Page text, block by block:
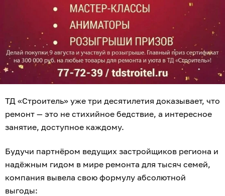
ТД «Строитель» уже три десятилетия доказывает, что
ремонт — это не стихийное бедствие, а интересное
занятие, доступное каждому.
Будучи партнёром ведущих застройщиков региона и
надёжным гидом в мире ремонта для тысяч семей,
компания вывела свою формулу абсолютной
выгоды: